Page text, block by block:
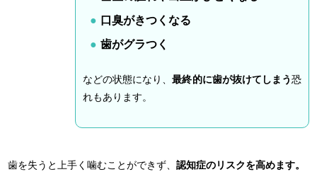
口臭がきつくなる
歯がグラつく
などの状態になり、最終的に歯が抜けてしまう恐
れもあります。
歯を失うと上手く噛むことができず、認知症のリスクを高めます。